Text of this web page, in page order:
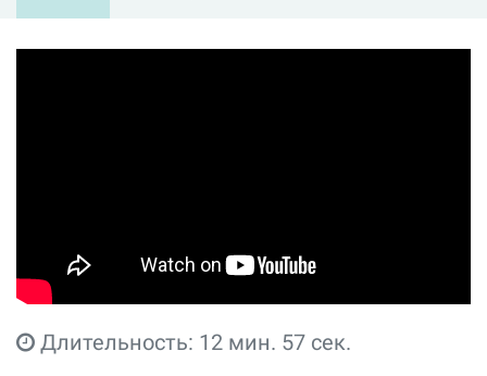
Длительность: 12 мин. 57 сек.